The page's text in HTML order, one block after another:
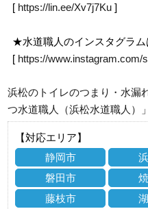
[ https://lin.ee/Xv7j7Ku ]
★水道職人のインスタグラム
[ https://www.instagram.com/
浜松のトイレのつまり・水漏
つ水道職人（浜松水道職人）」
【対応エリア】
静岡市
磐田市
藤枝市